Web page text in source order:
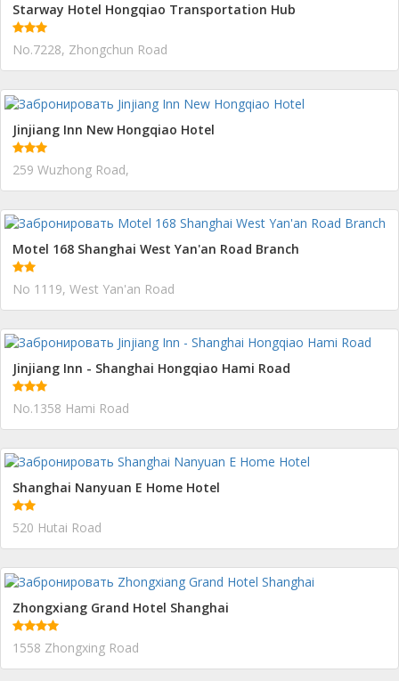
Starway Hotel Hongqiao Transportation Hub
No.7228, Zhongchun Road
Jinjiang Inn New Hongqiao Hotel
259 Wuzhong Road,
Motel 168 Shanghai West Yan'an Road Branch
No 1119, West Yan'an Road
Jinjiang Inn - Shanghai Hongqiao Hami Road
No.1358 Hami Road
Shanghai Nanyuan E Home Hotel
520 Hutai Road
Zhongxiang Grand Hotel Shanghai
1558 Zhongxing Road